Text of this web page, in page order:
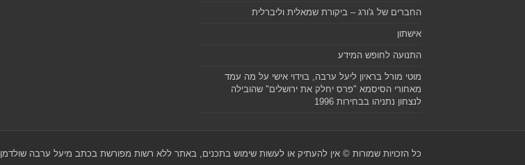
החברים של ג'ורג – ביקורת שמאלית וליברלית
אישתון
התנועה לחופש המידע
מוטי מורל בראיון ליעל ערבה, בוידוי אישי על מה עמד
מאחורי הסיסמא "פרס יחלק את ירושלים" שהובילה
לנצחון נתניהו בבחירות 1996
כל הזכויות שמורות © אין להעתיק או לעשות שימוש בתכנים, באתר ללא רשות מפורשת בכתב מיעל ערבה שולדמן